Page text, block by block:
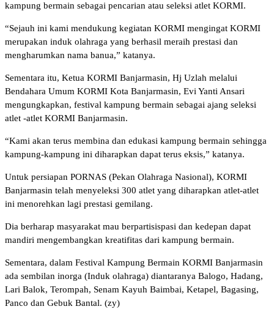
kampung bermain sebagai pencarian atau seleksi atlet KORMI.
“Sejauh ini kami mendukung kegiatan KORMI mengingat KORMI
merupakan induk olah­raga yang berhasil meraih prestasi dan
mengharumkan nama banua,” katanya.
Sementara itu, Ketua KOR­MI Banjarmasin, Hj Uzlah melalui
Bendahara Umum KOR­MI Kota Banjarmasin, Evi Yanti Ansari
mengungkapkan, festival kampung bermain sebagai ajang seleksi
atlet -atlet KORMI Banjarmasin.
“Kami akan terus membina dan edukasi kam­pung bermain se­hingga
kam­pung-kampung ini diharap­kan dapat terus eksis,” katanya.
Untuk persiapan POR­NAS (Pekan Olahraga Nasio­nal), KORMI
Banjarmasin telah menyeleksi 300 atlet yang diharapkan atlet-atlet
ini meno­reh­kan lagi prestasi gemilang.
Dia berharap masyarakat mau berpartisispasi dan ke­depan dapat
mandiri mengem­bangkan kreati­fitas dari kam­pung bermain.
Sementara, dalam Festival Kampung Bermain KORMI Banjarmasin
ada sembilan inorga (Induk olahraga) diantaranya Balogo, Hadang,
Lari Balok, Terompah, Senam Kayuh Baim­bai, Ketapel, Bagasing,
Panco dan Gebuk Bantal. (zy)